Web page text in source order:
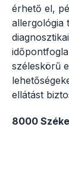
érhető el,
allergológia
széleskörű
ellátást
8000